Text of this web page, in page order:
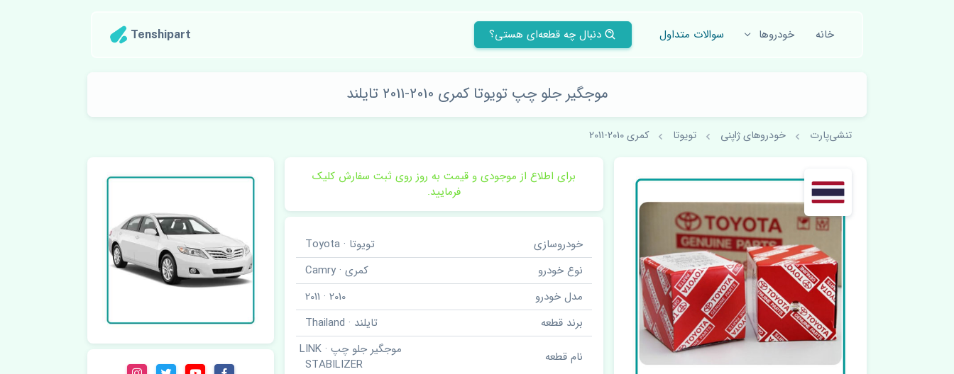
خانه خودروها سوالات متداول دنبال چه قطعه‌ای هستی؟ Tenshipart
موجگیر جلو چپ تویوتا کمری 2010-2011 تایلند
تنشی‌پارت خودروهای ژاپنی تویوتا کمری 2010-2011
برای اطلاع از موجودی و قیمت به روز روی ثبت سفارش کلیک
فرمایید.
خودروسازی
تویوتا · Toyota
نوع خودرو
کمری · Camry
مدل خودرو
2010 · 2011
برند قطعه
تایلند · Thailand
نام قطعه
موجگیر جلو چپ · LINK
STABILIZER